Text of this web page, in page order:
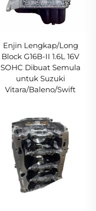
Enjin Lengkap/Long
Block G16B-II 1.6L 16V
SOHC Dibuat Semula
untuk Suzuki
Vitara/Baleno/Swift